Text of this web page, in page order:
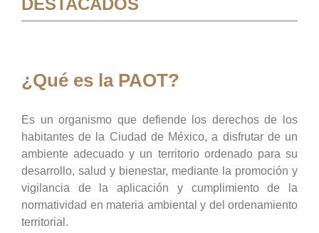
DESTACADOS
¿Qué es la PAOT?
Es un organismo que defiende los derechos de los
habitantes de la Ciudad de México, a disfrutar de un
ambiente adecuado y un territorio ordenado para su
desarrollo, salud y bienestar, mediante la promoción y
vigilancia de la aplicación y cumplimiento de la
normatividad en materia ambiental y del ordenamiento
territorial.